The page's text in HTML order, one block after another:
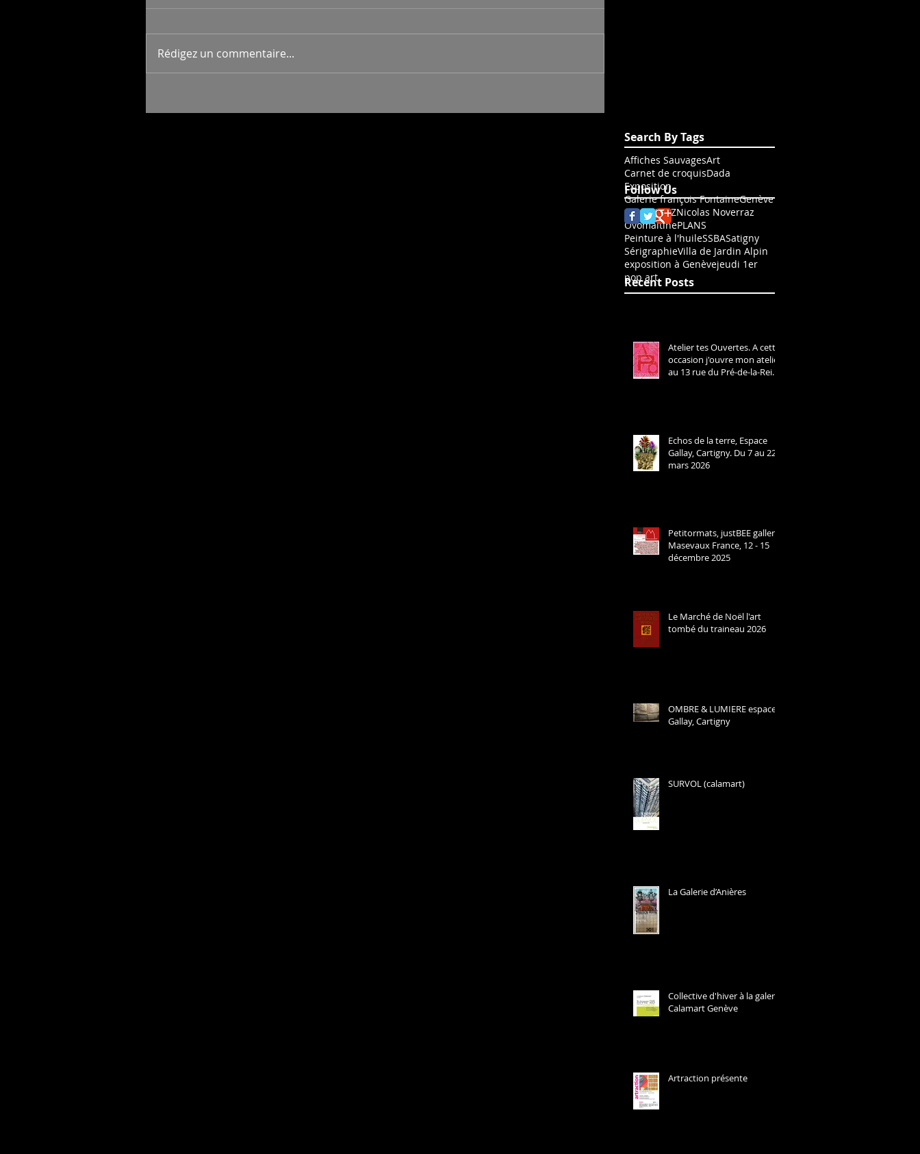
Rédigez un commentaire...
Search By Tags
Affiches SauvagesArt
Carnet de croquisDada
Exposition
Galerie françois FontaineGenève
GrütliNSNZNicolas Noverraz
OvomaltinePLANS
Peinture à l'huileSSBASatigny
SérigraphieVilla de Jardin Alpin
exposition à Genèvejeudi 1er
pop art
Follow Us
Recent Posts
Atelier tes Ouvertes. A cette
occasion j'ouvre mon atelier
au 13 rue du Pré-de-la-Reine
Echos de la terre, Espace
Gallay, Cartigny. Du 7 au 22
mars 2026
Petitormats, justBEE gallery,
Masevaux France, 12 - 15
décembre 2025
Le Marché de Noël l'art
tombé du traineau 2026
OMBRE & LUMIERE espace
Gallay, Cartigny
SURVOL (calamart)
La Galerie d’Anières
Collective d'hiver à la galerie
Calamart Genève
Artraction présente